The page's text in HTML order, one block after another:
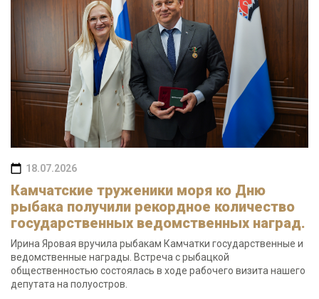
18.07.2026
Камчатские труженики моря ко Дню
рыбака получили рекордное количество
государственных ведомственных наград.
Ирина Яровая вручила рыбакам Камчатки государственные и
ведомственные награды. Встреча с рыбацкой
общественностью состоялась в ходе рабочего визита нашего
депутата на полуостров.